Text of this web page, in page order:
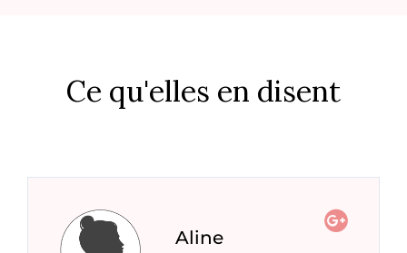
Ce qu'elles en disent
Aline